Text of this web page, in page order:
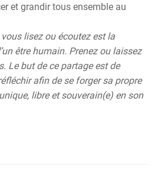
et grandir tous ensemble au
vous lisez ou écoutez est la
être humain. Prenez ou laissez
Le but de ce partage est de
afin de se forger sa propre
libre et souverain(e) en son